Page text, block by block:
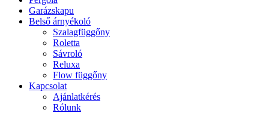
Garázskapu
Belső árnyékoló
Szalagfüggőny
Roletta
Sávroló
Reluxa
Flow függőny
Kapcsolat
Ajánlatkérés
Rólunk